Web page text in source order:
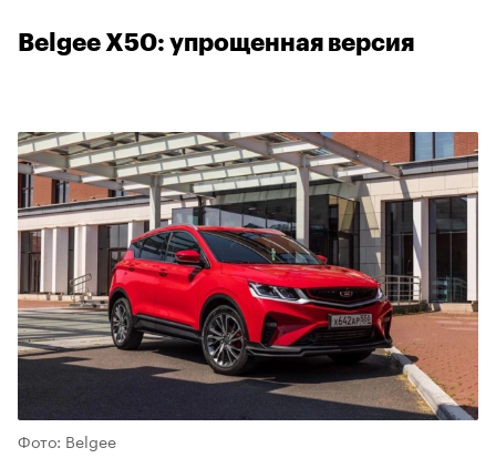
Belgee X50: упрощенная версия
00:00 / 00:00
Фото: Belgee